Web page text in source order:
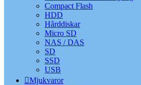
Compact Flash
HDD
Hårddiskar
Micro SD
NAS / DAS
SD
SSD
USB
Mjukvaror